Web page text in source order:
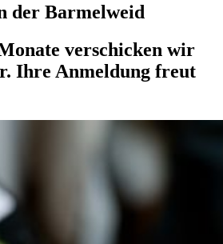
der Barmelweid
verschicken wir
Ihre Anmeldung freut